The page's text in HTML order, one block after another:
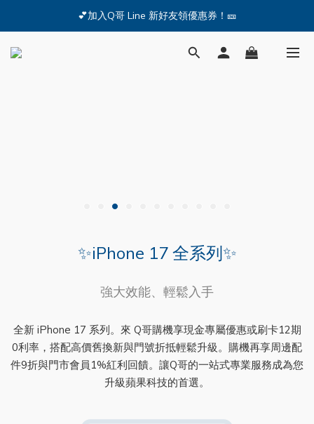
🔥iPhone 17 全系列熱銷中🔥點我購買 — !
💕加入Q哥 Line 新好友領優惠券！🎫
🔥iPhone 17 全系列熱銷中🔥點我購買 — !
✨iPhone 17 全系列✨
強大效能、輕鬆入手
全新 iPhone 17 系列。來 Q哥購機享現金專屬優惠或刷卡12期
0利率，搭配高價舊換新與門號折抵輕鬆升級。購機再享周邊配
件9折與門市會員1%紅利回饋。讓Q哥的一站式專業服務成為您
升級蘋果科技的首選。